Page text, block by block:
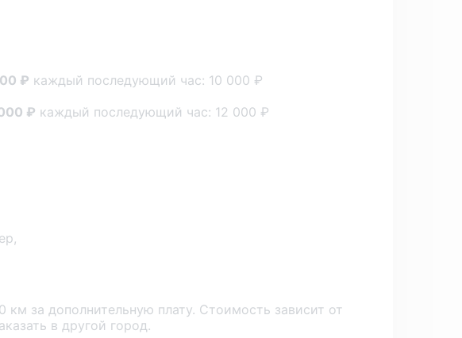
₽ каждый последующий час: 10 000 ₽
₽ каждый последующий час: 12 000 ₽
за дополнительную плату. Стоимость зависит от
в другой город.